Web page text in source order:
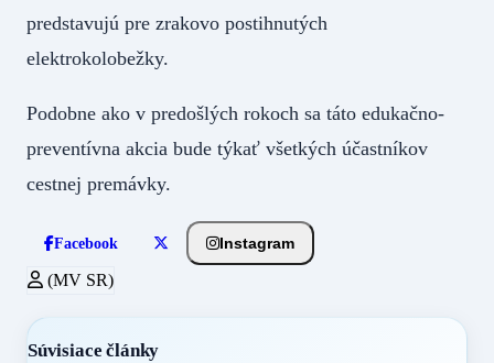
predstavujú pre zrakovo postihnutých
elektrokolobežky.
Podobne ako v predošlých rokoch sa táto edukačno-
preventívna akcia bude týkať všetkých účastníkov
cestnej premávky.
Facebook Instagram
(MV SR)
Súvisiace články